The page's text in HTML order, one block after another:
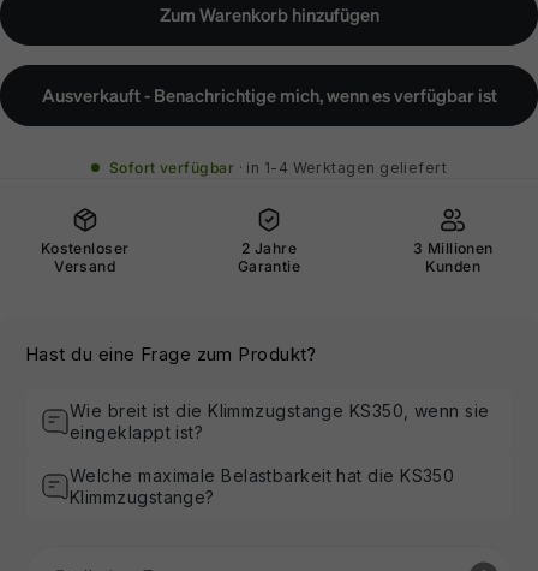
Zum Warenkorb hinzufügen
Ausverkauft - Benachrichtige mich, wenn es verfügbar ist
Sofort verfügbar in 1-4 Werktagen geliefert
Kostenloser
Versand
2 Jahre
Garantie
3 Millionen
Kunden
Hast du eine Frage zum Produkt?
Wie breit ist die Klimmzugstange KS350, wenn sie
eingeklappt ist?
Welche maximale Belastbarkeit hat die KS350
Klimmzugstange?